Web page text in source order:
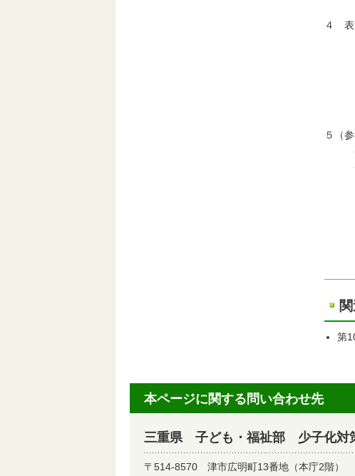
４ 表
日時
場
（
そ
～
５（
審
審
佐
田
中
平
廣
田
第
本ページに関する問い合わせ先
三重県 子ども・福祉部 少子化対
〒514-8570 津市広明町13番地（本庁2階）